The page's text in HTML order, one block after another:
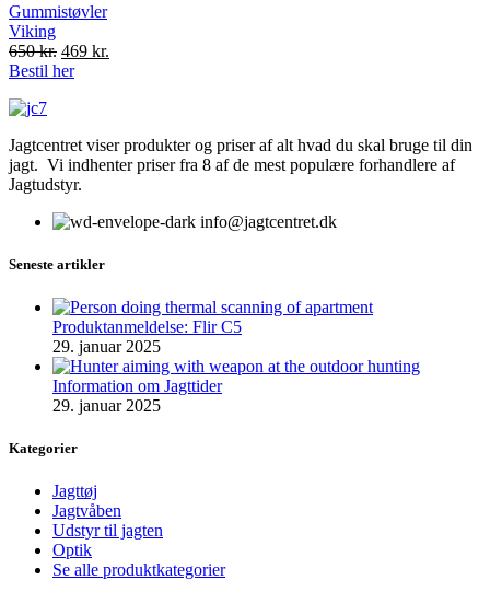
Gummistøvler
Viking
650kr. Original
price
469 kr.
Bestil her
Jagtcentret viser produkter og priser af alt hvad du skal bruge til din
jagt. Vi indhenter priser fra 8 af de mest populære forhandlere af
Jagtudstyr.
info@jagtcentret.dk
Seneste artikler
Produktanmeldelse: Flir C5
29. januar 2025
Information om Jagttider
29. januar 2025
Kategorier
Jagttøj
Jagtvåben
Udstyr til jagten
Optik
Se alle produktkategorier